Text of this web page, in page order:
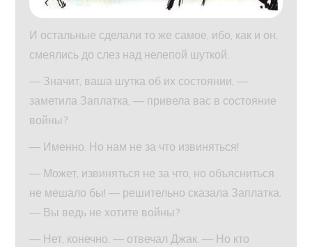
И остальные сделали то же самое, ибо, как и он,
смеялись до слез над нелепой шуткой.
— Значит, ваша шутка об их состоянии, —
заметила Заплатка, — привела вас в состояние
войны?
— Именно. Но нам не за что извиняться!
— Может, извиняться не за что, но объясниться
не мешало бы! — решительно сказала Заплатка.
— Вы ведь не хотите войны?
— Нет, конечно, — отвечал Джак. — Но кто